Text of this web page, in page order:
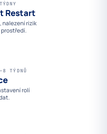
Restart
nalezení rizik
prostředí.
TÝDNŮ
rolí